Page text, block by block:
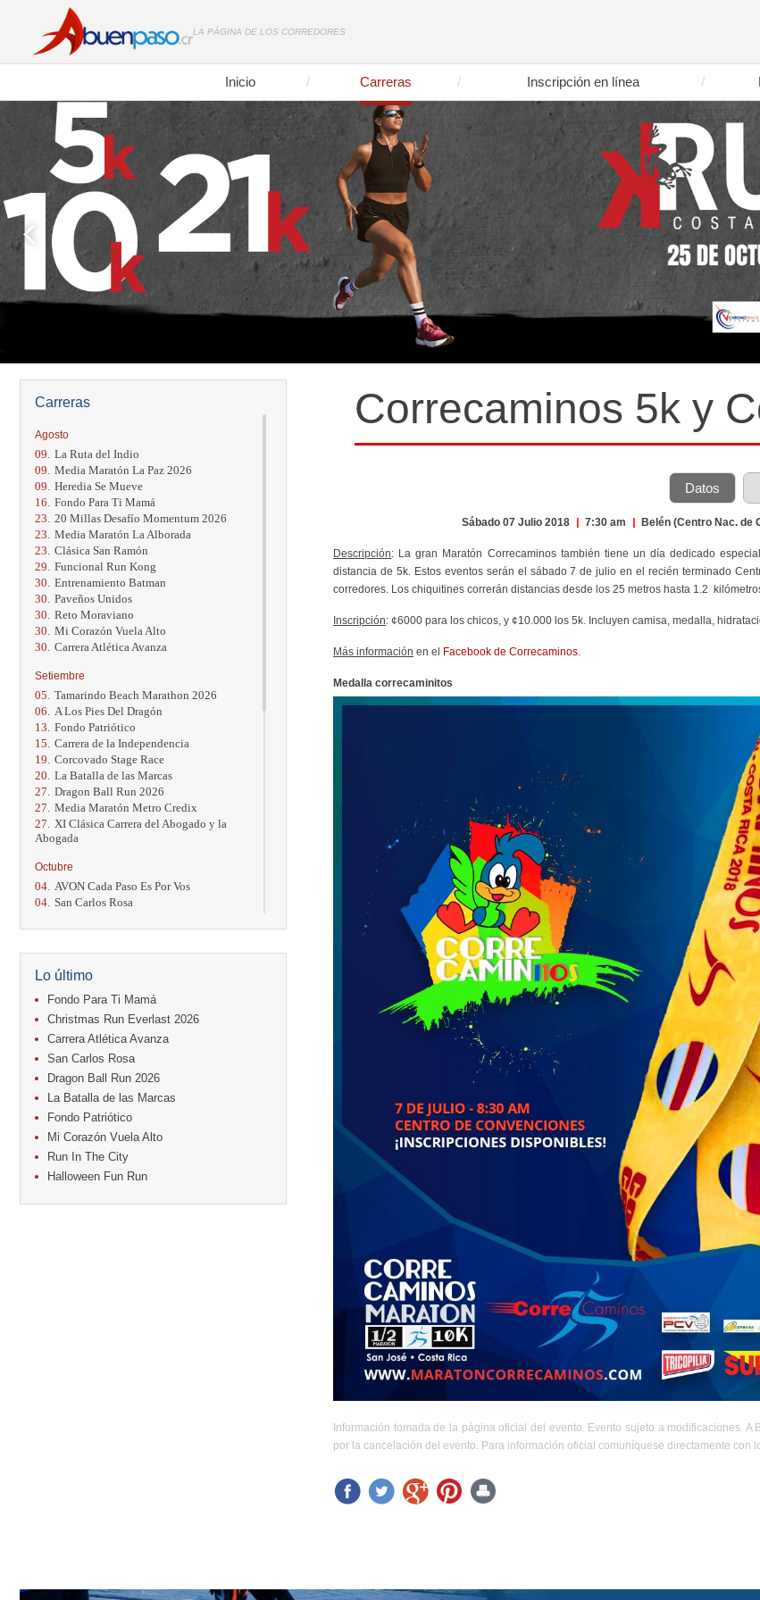
LA PÁGINA DE LOS CORREDORES
Inicio Carreras Inscripción en línea
Carreras
Agosto
09. La Ruta del Indio
09. Media Maratón La Paz 2026
09. Heredia Se Mueve
16. Fondo Para Ti Mamá
23. 20 Millas Desafío Momentum 2026
23. Media Maratón La Alborada
23. Clásica San Ramón
29. Funcional Run Kong
30. Entrenamiento Batman
30. Paveños Unidos
30. Reto Moraviano
30. Mi Corazón Vuela Alto
30. Carrera Atlética Avanza
Setiembre
05. Tamarindo Beach Marathon 2026
06.
A Los Pies Del Dragón
13. Fondo Patriótico
15. Carrera de la Independencia
19. Corcovado Stage Race
20. La Batalla de las Marcas
27. Dragon Ball Run 2026
27. Media Maratón Metro Credix
27.
XI Clásica Carrera del Abogado y la
Abogada
Octubre
04. AVON Cada Paso Es Por Vos
04. San Carlos Rosa
11. Run In The City
Caribe Paradise Run
18. Casa Turire Trail Run
18. Warriors Run Circuit
18. Samsung Jacó Beach Half Marathon
25. KRun by Under Armour
25. Run Alajuela
31. Halloween Fun Run
Noviembre
08. Lindora Run
15. Entre Pan y Rosas
Diciembre
12. Media Maratón Puntarenas 2026
Lo último
Fondo Para Ti Mamá
Christmas Run Everlast 2026
Carrera Atlética Avanza
San Carlos Rosa
Dragon Ball Run 2026
La Batalla de las Marcas
Fondo Patriótico
Mi Corazón Vuela Alto
Run In The City
Halloween Fun Run
Correcaminos 5k y
Datos
Sábado 07 Julio 2018 | 7:30 am | Belén (Centro Nac. de
Descripción: La gran Maratón Correcaminos también tiene un día dedicado
distancia de 5k. Estos eventos serán el sábado 7 de julio en el recién terminado
corredores. Los chiquitines correrán distancias desde los 25 metros hasta 1.2
Inscripción: ¢6000 para los chicos, y ¢10.000 los 5k. Incluyen camisa, medalla,
Más información en el Facebook de Correcaminos
Medalla correcaminitos
Información tomada de la página oficial del evento. Evento sujeto a modificaciones.
por la cancelación del evento. Para información oficial comuníquese directamente con